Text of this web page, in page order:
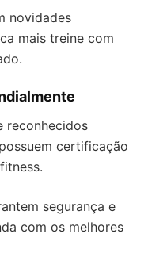
novidades
mais treine com
reconhecidos
certificação
segurança e
com os melhores